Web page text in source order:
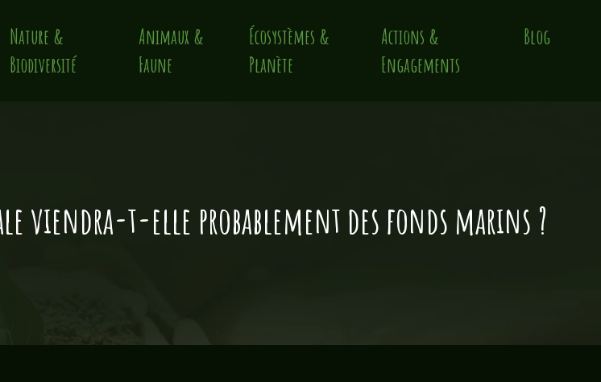
Nature &
Biodiversité
Animaux &
Faune
Écosystèmes &
Planète
Actions &
Engagements
Blog
viendra-t-elle probablement des fonds marins ?